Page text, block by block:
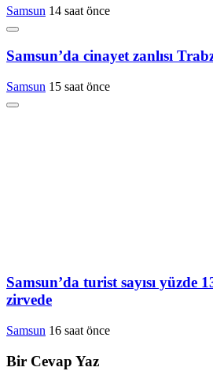
Samsun 14 saat önce
Samsun’da cinayet zanlısı
Samsun 15 saat önce
Samsun’da turist sayısı yüzde
zirvede
Samsun 16 saat önce
Bir Cevap Yaz